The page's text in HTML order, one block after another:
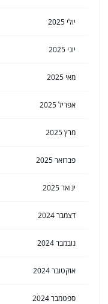
יולי 2025
יוני 2025
מאי 2025
אפריל 2025
מרץ 2025
פברואר 2025
ינואר 2025
דצמבר 2024
נובמבר 2024
אוקטובר 2024
ספטמבר 2024